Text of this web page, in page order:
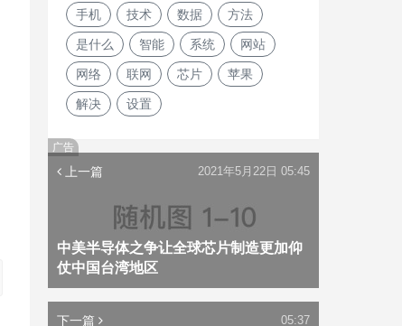
手机 技术 数据 方法
是什么 智能 系统 网站
网络 联网 芯片 苹果
解决 设置
广告
上一篇
中美半导体之争让全球芯片制造更加仰
仗中国台湾地区
2021年5月22日 05:45
下一篇 05:37